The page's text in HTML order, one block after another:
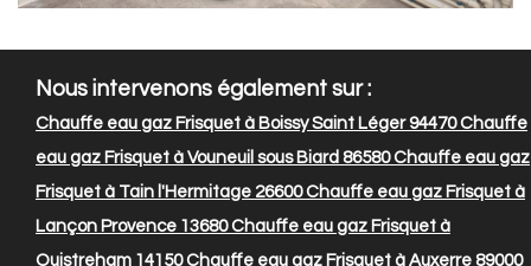
Nous intervenons également sur :
Chauffe eau gaz Frisquet à Boissy Saint Léger 94470Chauffe
eau gaz Frisquet à Vouneuil sous Biard 86580Chauffe eau gaz
Frisquet à Tain l'Hermitage 26600Chauffe eau gaz Frisquet à
Lançon Provence 13680Chauffe eau gaz Frisquet à
Ouistreham 14150Chauffe eau gaz Frisquet à Auxerre 89000